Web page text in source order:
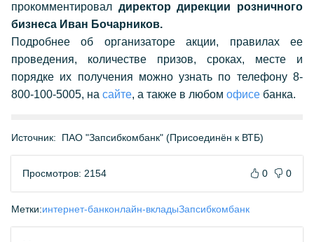
прокомментировал директор дирекции розничного
бизнеса Иван Бочарников.
Подробнее об организаторе акции, правилах ее
проведения, количестве призов, сроках, месте и
порядке их получения можно узнать по телефону 8-
800-100-5005, на сайте, а также в любом офисе банка.
Источник: ПАО "Запсибкомбанк" (Присоединён к ВТБ)
Просмотров: 2154 0 0
Метки:интернет-банконлайн-вкладыЗапсибкомбанк